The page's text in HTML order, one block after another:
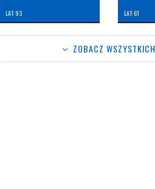
LAT: 93 LAT: 61
ZOBACZ WSZYSTKICH